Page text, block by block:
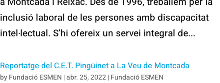
inclusió laboral de les persones amb discapacitat
intel·lectual. S’hi ofereix un servei integral de...
Reportatge del C.E.T. Pingüinet a La Veu de Montcada
byFundació ESMEN |abr. 25, 2022|Fundació ESMEN